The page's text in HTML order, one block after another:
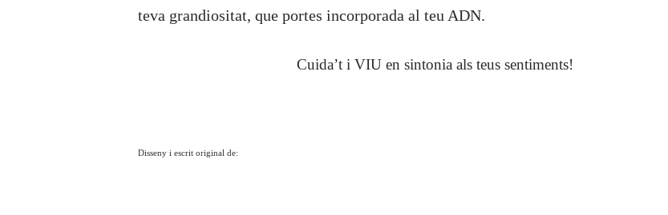
teva grandiositat, que portes incorporada al teu ADN.
Cuida’t i VIU en sintonia als teus sentiments!
Disseny i escrit original de: